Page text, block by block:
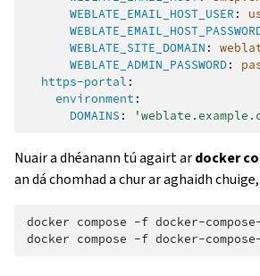
WEBLATE_EMAIL_HOST_USER :
WEBLATE_SITE_DOMAIN :
WEBLATE_ADMIN_PASSWORD:
https-portal :
environment :
DOMAINS :
Nuair a dhéanann tú agairt ardocker
an dá chomhad a chur ar aghaidh
docker compose -f docker-
docker compose -f docker-